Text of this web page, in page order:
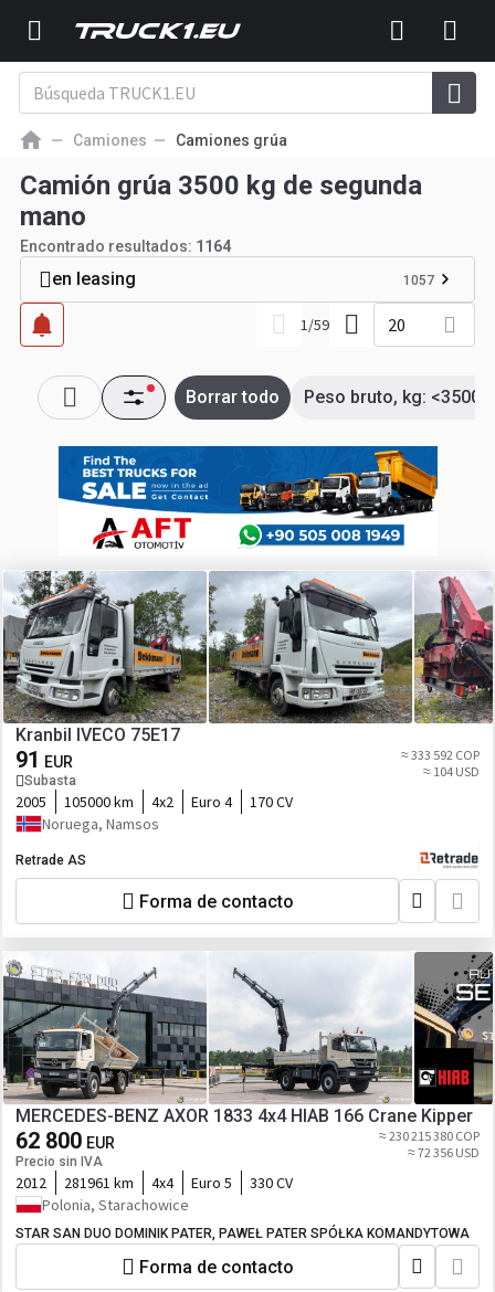
Camiones Camiones grúa
Camión grúa 3500 kg de segunda
mano
Encontrado resultados: 1164
en leasing 1057
1/59 20
Peso bruto, kg: <3500
Borrar todo
Kranbil IVECO 75E17
91 EUR
Subasta
≈ 333 592 COP
≈ 104 USD
2005 105000 km 4x2 Euro 4
170 CV
Noruega, Namsos
Retrade AS
Forma de contacto
MERCEDES-BENZ AXOR 1833 4x4 HIAB 166 Crane Kipper
62 800 EUR
Precio sin IVA
≈ 230 215 380 COP
≈ 72 356 USD
2012 281961 km 4x4 Euro 5
330 CV
Polonia, Starachowice
STAR SAN DUO DOMINIK PATER, PAWEŁ PATER SPÓŁKA KOMANDYTOWA
Forma de contacto